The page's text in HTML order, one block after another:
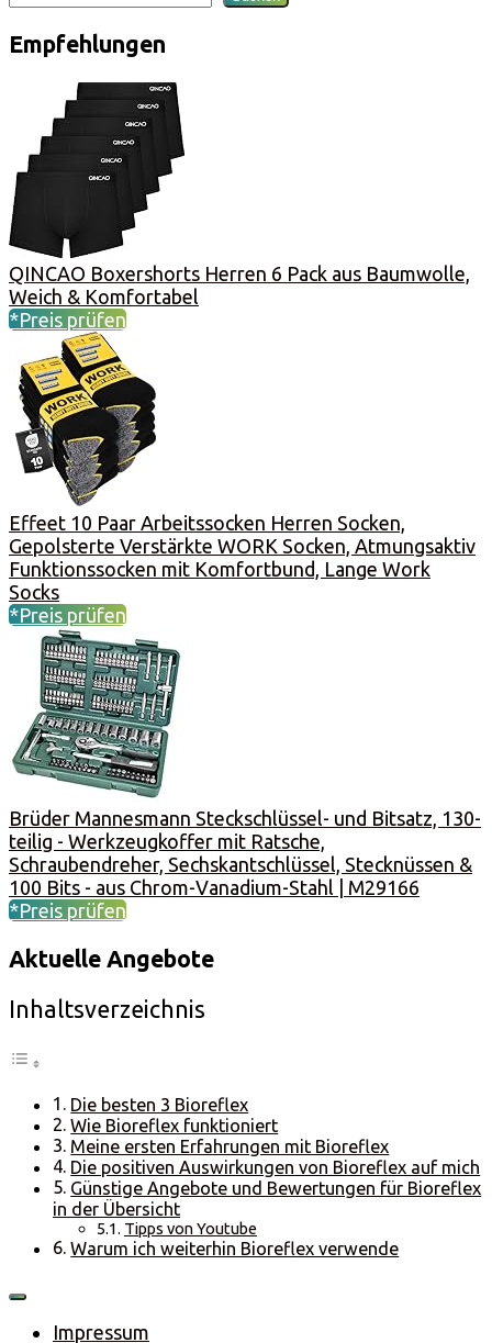
Empfehlungen
QINCAO Boxershorts Herren 6 Pack aus Baumwolle,
Weich & Komfortabel
*Preis prüfen
Effeet 10 Paar Arbeitssocken Herren Socken,
Gepolsterte Verstärkte WORK Socken, Atmungsaktiv
Funktionssocken mit Komfortbund, Lange Work
Socks
*Preis prüfen
Brüder Mannesmann Steckschlüssel- und Bitsatz, 130-
teilig - Werkzeugkoffer mit Ratsche,
Schraubendreher, Sechskantschlüssel, Stecknüssen &
100 Bits - aus Chrom-Vanadium-Stahl | M29166
*Preis prüfen
Aktuelle Angebote
Inhaltsverzeichnis
Die besten 3 Bioreflex
Wie Bioreflex funktioniert
Meine ersten Erfahrungen mit Bioreflex
Die positiven Auswirkungen von Bioreflex auf mich
Günstige Angebote und Bewertungen für Bioreflex
in der Übersicht
Tipps von Youtube
Warum ich weiterhin Bioreflex verwende
Impressum